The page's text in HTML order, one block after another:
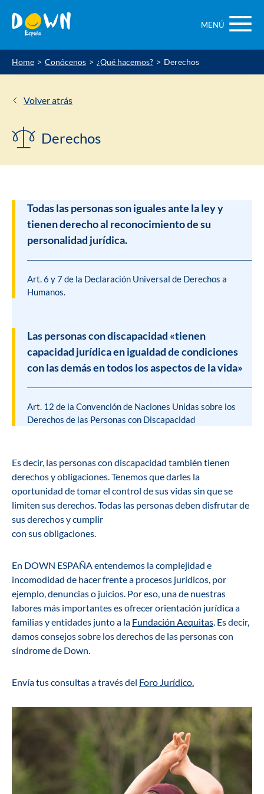
contenido
MENÚ
Home Conócenos ¿Qué hacemos? Derechos
Volver atrás
Derechos
Todas las personas son iguales ante la ley y
tienen derecho al reconocimiento de su
personalidad jurídica.
Art. 6 y 7 de la Declaración Universal de Derechos a
Humanos.
Las personas con discapacidad «tienen
capacidad jurídica en igualdad de condiciones
con las demás en todos los aspectos de la vida»
Art. 12 de la Convención de Naciones Unidas sobre los
Derechos de las Personas con Discapacidad
Es decir, las personas con discapacidad también tienen
derechos y obligaciones. Tenemos que darles la
oportunidad de tomar el control de sus vidas sin que se
limiten sus derechos. Todas las personas deben disfrutar de
sus derechos y cumplir
con sus obligaciones.
En DOWN ESPAÑA entendemos la complejidad e
incomodidad de hacer frente a procesos jurídicos, por
ejemplo, denuncias o juicios. Por eso, una de nuestras
labores más importantes es ofrecer orientación jurídica a
familias y entidades junto a la Fundación Aequitas. Es decir,
damos consejos sobre los derechos de las personas con
síndrome de Down.
Envía tus consultas a través del Foro Jurídico.